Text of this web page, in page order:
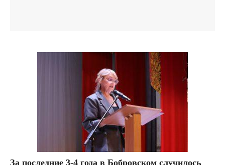
За последние 3-4 года в Бобровском случилось